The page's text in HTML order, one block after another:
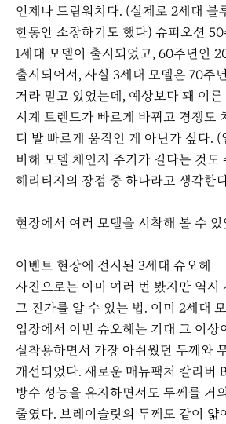
언제나 드림워치다. (실제로 2세대 블
한동안 소장하기도 했다) 슈퍼오션
1세대 모델이 출시되었고, 60주년인
출시되어서, 사실 3세대 모델은 70주
거라 믿고 있었는데, 예상보다 꽤 이
시계 트렌드가 빠르게 바뀌고 경쟁도
더 발 빠르게 움직인 게 아닌가 싶다. (
비해 모델 체인지 주기가 길다는 것도
헤리티지의 장점 중 하나라고 생각한
현장에서 여러 모델을 시착해 볼 수 있
이벤트 현장에 전시된 3세대 슈오헤
사진으로는 이미 여러 번 봤지만 역시
그 진가를 알 수 있는 법. 이미 2세대
입장에서 이번 슈오헤는 기대 그 이상
실착용하면서 가장 아쉬웠던 두께와
개선되었다. 새로운 매뉴팩처 칼리버
방수 성능을 유지하면서도 두께를 거
줄였다. 브레이슬릿의 두께도 같이 얇